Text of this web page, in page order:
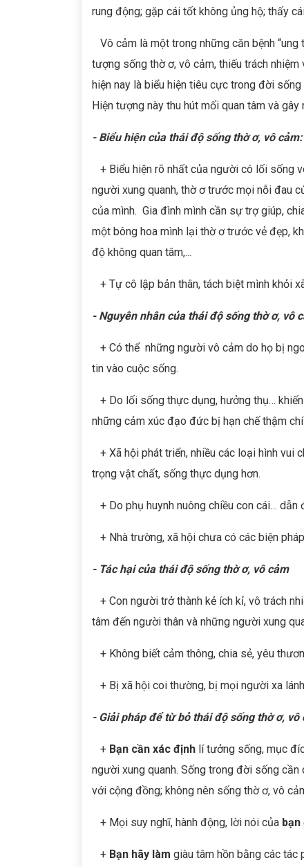
rung động; gặp cái tốt không ủng hộ; thấy
Vô cảm là một trong những căn bệnh
tượng sống thờ ơ, vô cảm, thiếu trách
hiện nay là biểu hiện tiêu cực trong đời
Hiện tượng này thu hút mối quan tâm và gây
- Biểu hiện của thái độ sống thờ ơ, vô cảm:
+ Biểu hiện rõ nhất của người có lối sống
người xung quanh, thờ ơ trước mọi nỗi đau
của mình. Gia đình mình cần sự trợ giúp,
một bông hoa mình lại thờ ơ trước vẻ đẹp,
độ không quan tâm,...
+ Tự cô lập bản thân, tách biệt mình khỏi
- Nguyên nhân của thái độ sống thờ ơ, vô
+ Có thể những người vô cảm do họ bị
tin vào cuộc sống.
+ Do lối sống thực dụng, hưởng thụ…
những cảm xúc đạo đức bị hạn chế thậm
+ Xã hội phát triển, nhiều các loại hình vui
trọng vật chất, sống thực dụng hơn.
+ Do phụ huynh nuông chiều con cái…
+ Nhà trường, xã hội chưa có các biện
- Tác hại của thái độ sống thờ ơ, vô cảm
+ Con người trở thành kẻ ích kỉ, vô trách
tâm đến người thân và những người xung
+ Không biết cảm thông, chia sẻ, yêu
+ Bị xã hội coi thường, bị mọi người xa
- Giải pháp để từ bỏ thái độ sống thờ ơ, vô
+ Bạn cần xác định lí tưởng sống, mục
người xung quanh. Sống trong đời sống
với cộng đồng; không nên sống thờ ơ, vô
+ Mọi suy nghĩ, hành động, lời nói của bạn
+ Bạn hãy làm giàu tâm hồn bằng các tác